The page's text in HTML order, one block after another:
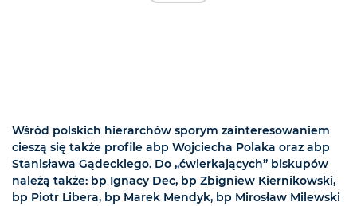
Wśród polskich hierarchów sporym zainteresowaniem
cieszą się także profile abp Wojciecha Polaka oraz abp
Stanisława Gądeckiego. Do „ćwierkających” biskupów
należą także: bp Ignacy Dec, bp Zbigniew Kiernikowski,
bp Piotr Libera, bp Marek Mendyk, bp Mirosław Milewski